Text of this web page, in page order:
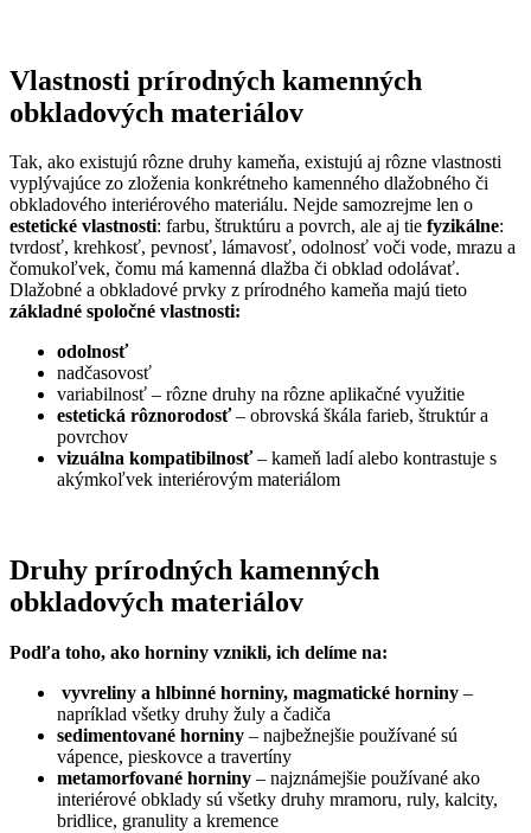
Vlastnosti prírodných kamenných
obkladových materiálov
Tak, ako existujú rôzne druhy kameňa, existujú aj rôzne vlastnosti
vyplývajúce zo zloženia konkrétneho kamenného dlažobného či
obkladového interiérového materiálu. Nejde samozrejme len o
estetické vlastnosti: farbu, štruktúru a povrch, ale aj tie fyzikálne:
tvrdosť, krehkosť, pevnosť, lámavosť, odolnosť voči vode, mrazu a
čomukoľvek, čomu má kamenná dlažba či obklad odolávať.
Dlažobné a obkladové prvky z prírodného kameňa majú tieto
základné spoločné vlastnosti:
odolnosť
nadčasovosť
variabilnosť – rôzne druhy na rôzne aplikačné využitie
estetická rôznorodosť– obrovská škála farieb, štruktúr a
povrchov
vizuálna kompatibilnosť– kameň ladí alebo kontrastuje s
akýmkoľvek interiérovým materiálom
Druhy prírodných kamenných
obkladových materiálov
Podľa toho, ako horniny vznikli, ich delíme na:
vyvreliny a hlbinné horniny, magmatické horniny –
napríklad všetky druhy žuly a čadiča
sedimentované horniny – najbežnejšie používané sú
vápence, pieskovce a travertíny
metamorfované horniny – najznámejšie používané ako
interiérové obklady sú všetky druhy mramoru, ruly, kalcity,
bridlice, granulity a kremence